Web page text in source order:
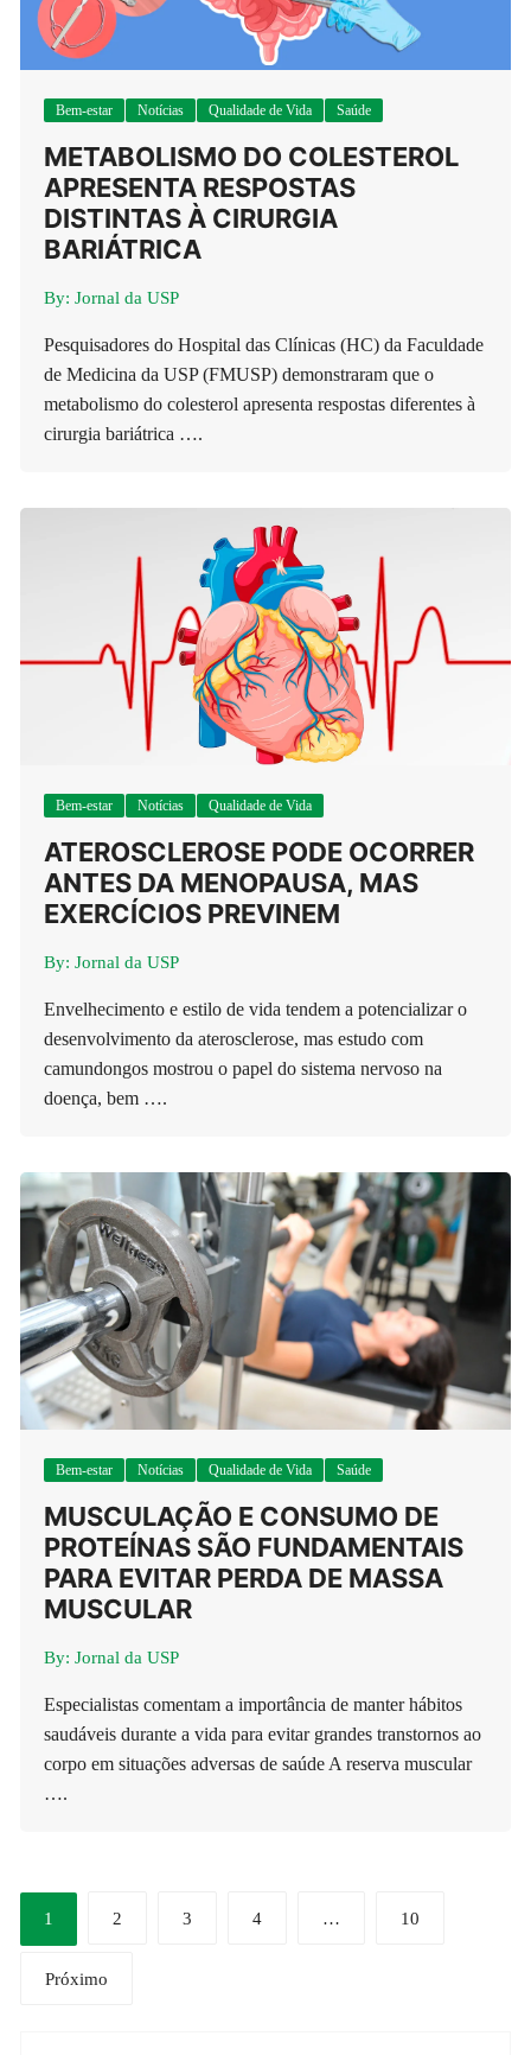
Bem-estar Notícias Qualidade de Vida Saúde
METABOLISMO DO COLESTEROL
APRESENTA RESPOSTAS
DISTINTAS À CIRURGIA
BARIÁTRICA
By: Jornal da USP
Pesquisadores do Hospital das Clínicas (HC) da Faculdade
de Medicina da USP (FMUSP) demonstraram que o
metabolismo do colesterol apresenta respostas diferentes à
cirurgia bariátrica ….
Bem-estar Notícias Qualidade de Vida
ATEROSCLEROSE PODE OCORRER
ANTES DA MENOPAUSA, MAS
EXERCÍCIOS PREVINEM
By: Jornal da USP
Envelhecimento e estilo de vida tendem a potencializar o
desenvolvimento da aterosclerose, mas estudo com
camundongos mostrou o papel do sistema nervoso na
doença, bem ….
Bem-estar Notícias Qualidade de Vida Saúde
MUSCULAÇÃO E CONSUMO DE
PROTEÍNAS SÃO FUNDAMENTAIS
PARA EVITAR PERDA DE MASSA
MUSCULAR
By: Jornal da USP
Especialistas comentam a importância de manter hábitos
saudáveis durante a vida para evitar grandes transtornos ao
corpo em situações adversas de saúde A reserva muscular
….
Paginação
de
1 2 3 4 … 10
Próximo